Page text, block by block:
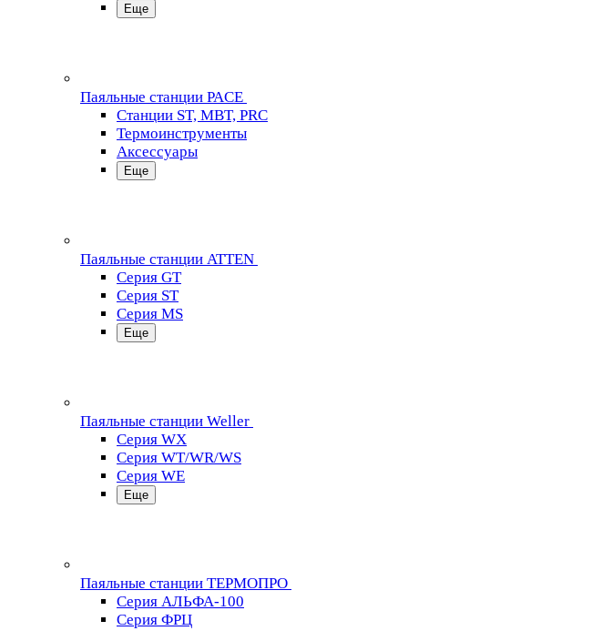
Еще
Паяльные станции PACE
Станции ST, MBT, PRC
Термоинструменты
Аксессуары
Еще
Паяльные станции ATTEN
Серия GT
Серия ST
Серия MS
Еще
Паяльные станции Weller
Серия WX
Серия WT/WR/WS
Серия WE
Еще
Паяльные станции ТЕРМОПРО
Серия АЛЬФА-100
Серия ФРЦ